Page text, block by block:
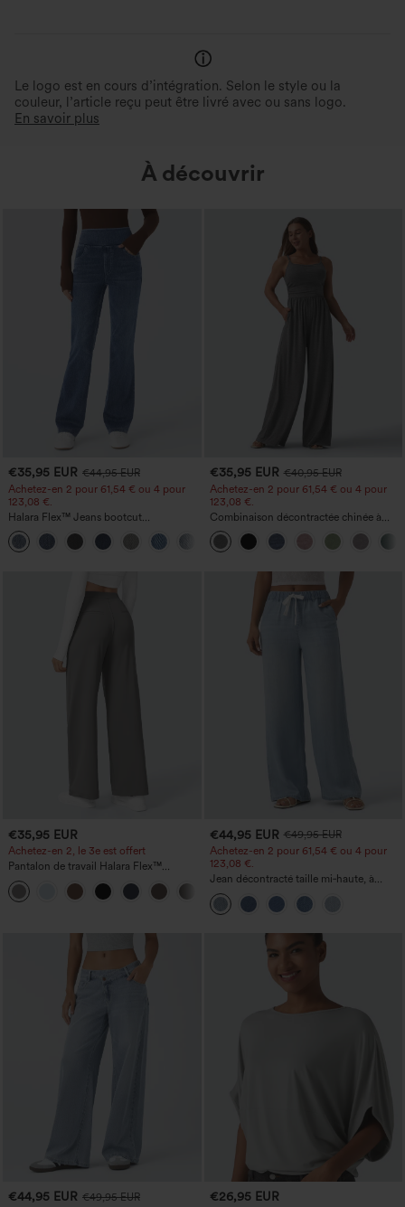
Le logo est en cours d’intégration. Selon le style ou la
couleur, l’article reçu peut être livré avec ou sans logo.
En savoir plus
À découvrir
€35,95 EUR €44,95 EUR
Achetez-en 2 pour 61,54 € ou 4 pour
123,08 €.
Halara Flex™ Jeans bootcut
décontractés taille haute, effet délavé,
avec poches
+5
€35,95 EUR €40,95 EUR
Achetez-en 2 pour 61,54 € ou 4 pour
123,08 €.
Combinaison décontractée chinée à
bretelles réglables, fronces et jambes
larges, avec poches — facile comme
tout
€35,95 EUR
Achetez-en 2, le 3e est offert
Pantalon de travail Halara Flex™
DayStretch à taille haute, avec poches et
coupe droite
€44,95 EUR €49,95 EUR
Achetez-en 2 pour 61,54 € ou 4 pour
123,08 €.
Jean décontracté taille mi‑haute, à
cordon de serrage, avec poches
€44,95 EUR €49,95 EUR
€26,95 EUR